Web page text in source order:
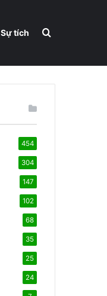
Sự tích Search for
454
304
147
102
68
35
25
24